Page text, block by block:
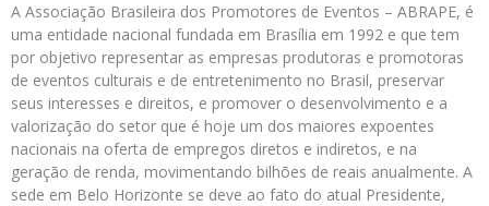
A Associação Brasileira dos Promotores de Eventos – ABRAPE, é
uma entidade nacional fundada em Brasília em 1992 e que tem
por objetivo representar as empresas produtoras e promotoras
de eventos culturais e de entretenimento no Brasil, preservar
seus interesses e direitos, e promover o desenvolvimento e a
valorização do setor que é hoje um dos maiores expoentes
nacionais na oferta de empregos diretos e indiretos, e na
geração de renda, movimentando bilhões de reais anualmente. A
sede em Belo Horizonte se deve ao fato do atual Presidente,